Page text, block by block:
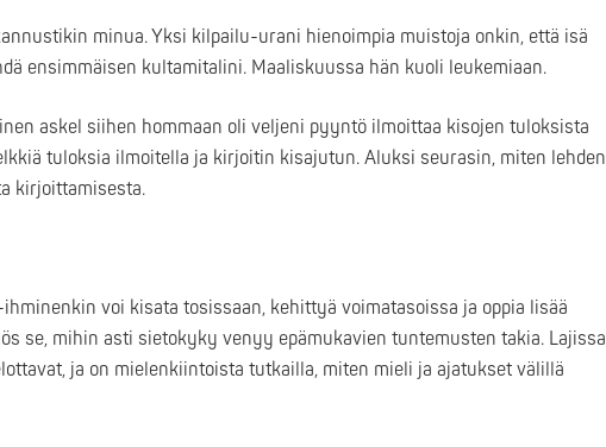
minua. Yksi kilpailu-urani hienoimpia muistoja onkin, että isä
ensimmäisen kultamitalini. Maaliskuussa hän kuoli leukemiaan.
askel siihen hommaan oli veljeni pyyntö ilmoittaa kisojen tuloksista
tuloksia ilmoitella ja kirjoitin kisajutun. Aluksi seurasin, miten lehden
kirjoittamisesta.
voi kisata tosissaan, kehittyä voimatasoissa ja oppia lisää
se, mihin asti sietokyky venyy epämukavien tuntemusten takia. Lajissa
ja on mielenkiintoista tutkailla, miten mieli ja ajatukset välillä